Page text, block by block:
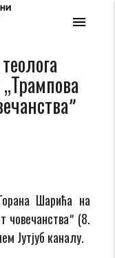
menu
Шарића на
човечанстваˮ (8.
Jутјуб каналу.